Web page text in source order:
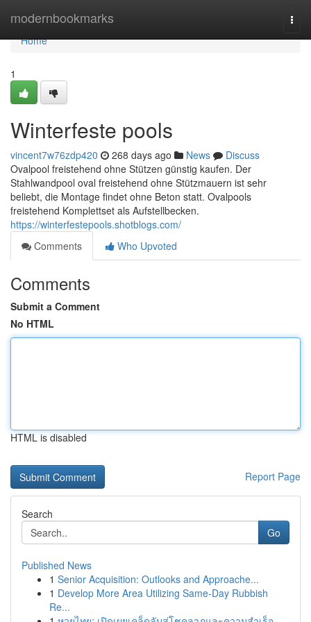
modernbookmarks
Home
Home
1
Winterfeste pools
vincent7w76zdp420 268 days ago News
Discuss
Ovalpool freistehend ohne Stützen günstig kaufen. Der
Stahlwandpool oval freistehend ohne Stützmauern ist sehr
beliebt, die Montage findet ohne Beton statt. Ovalpools
freistehend Komplettset als Aufstellbecken.
https://winterfestepools.shotblogs.com/
Comments
Who Upvoted
Comments
Submit a Comment
No HTML
HTML is disabled
Report Page
Search
Go
Published News
1 Senior Acquisition: Outlooks and Approache...
1 Develop More Area Utilizing Same-Day Rubbish
Re...